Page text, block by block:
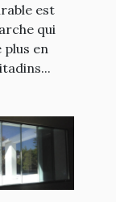
est
qui
plus en